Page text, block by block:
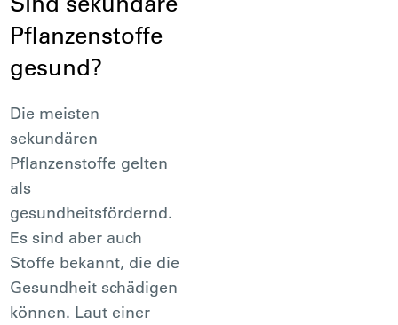
Pflanzenstoffe
gesund?
Die meisten
sekundären
Pflanzenstoffe gelten
als
gesundheitsfördernd.
Es sind aber auch
Stoffe bekannt, die die
Gesundheit schädigen
können. Laut einer